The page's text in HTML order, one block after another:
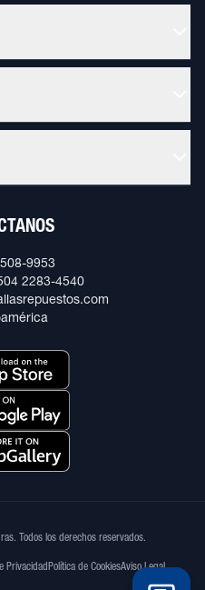
9953
2283-4540
Todos los derechos reservados.
Privacidad Política de CookiesAviso Legal